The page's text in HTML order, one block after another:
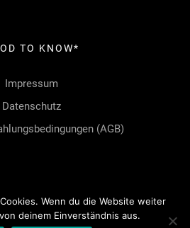
TO KNOW*
Impressum
Datenschutz
(AGB)
Wenn du die Website weiter
deinem Einverständnis aus.